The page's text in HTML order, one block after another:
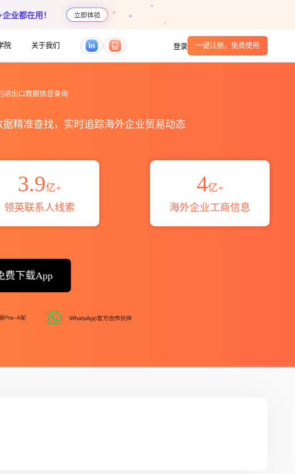
企业都在用！ 立即体验
院 关于我们 登录 一键注册，免费使用
进出口数据信息查询
精准查找，实时追踪海外企业贸易动态
3.9亿+
领英联系人线索
4亿+
海外企业工商信息
费下载App